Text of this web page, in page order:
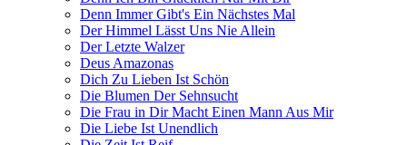
Denn Immer Gibt's Ein Nächstes Mal
Der Himmel Lässt Uns Nie Allein
Der Letzte Walzer
Deus Amazonas
Dich Zu Lieben Ist Schön
Die Blumen Der Sehnsucht
Die Frau in Dir Macht Einen Mann Aus Mir
Die Liebe Ist Unendlich